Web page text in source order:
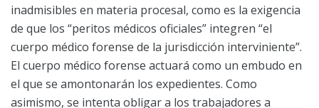
inadmisibles en materia procesal, como es la exigencia
de que los “peritos médicos oficiales” integren “el
cuerpo médico forense de la jurisdicción interviniente”.
El cuerpo médico forense actuará como un embudo en
el que se amontonarán los expedientes. Como
asimismo, se intenta obligar a los trabajadores a